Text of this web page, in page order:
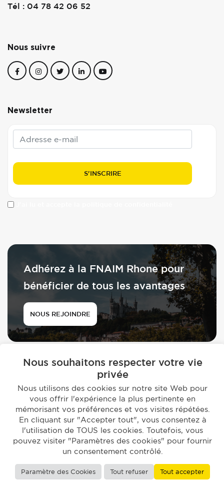
Tél : 04 78 42 06 52
Nous suivre
Newsletter
Adhérez à la FNAIM Rhone pour
bénéficier de tous les avantages
NOUS REJOINDRE
© 2026 - FNAIM du Rhône
Mentions légales - Politique de confidentialité
Réalisation par
Studio EVOL
Les sites de la fédération :Fnaim , Fnaim Ain , Fnaim Ardèche
Savoie
Nous souhaitons respecter votre vie
privée
Nous utilisons des cookies sur notre site Web pour
vous offrir l'expérience la plus pertinente en
mémorisant vos préférences et vos visites répétées.
En cliquant sur "Accepter tout", vous consentez à
l'utilisation de TOUS les cookies. Toutefois, vous
pouvez visiter "Paramètres des cookies" pour fournir
un consentement contrôlé.
Paramètre des Cookies Tout refuser Tout accepter